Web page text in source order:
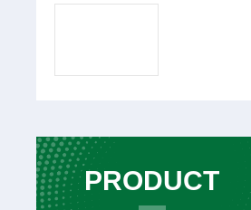
PRODUCT